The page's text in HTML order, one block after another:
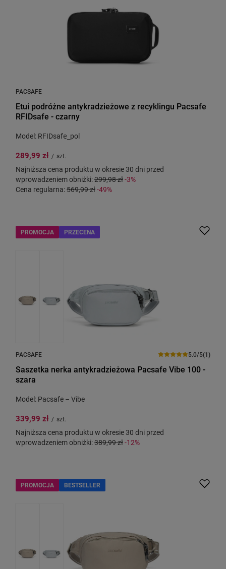
PACSAFE
Etui podróżne antykradzieżowe z recyklingu Pacsafe
RFIDsafe - czarny
Model: RFIDsafe_pol
289,99 zł / szt.
Najniższa cena produktu w okresie 30 dni przed
wprowadzeniem obniżki:299,98 zł-3%
Cena regularna:569,99 zł-49%
PROMOCJA PRZECENA
PACSAFE 5.0/5(1)
Saszetka nerka antykradzieżowa Pacsafe Vibe 100 -
szara
Model: Pacsafe – Vibe
339,99 zł / szt.
Najniższa cena produktu w okresie 30 dni przed
wprowadzeniem obniżki:389,99 zł-12%
PROMOCJA BESTSELLER